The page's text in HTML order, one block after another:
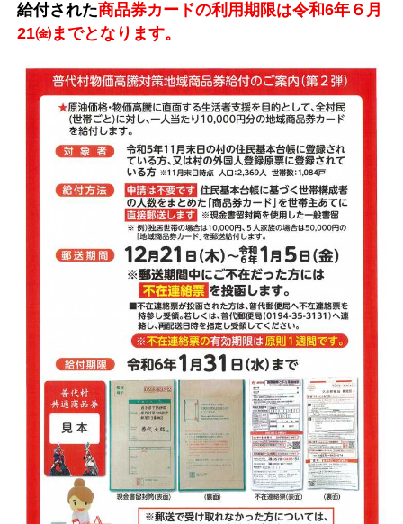
給付された商品券カードの利用期限は令和6年６月
21㈮までとなります。